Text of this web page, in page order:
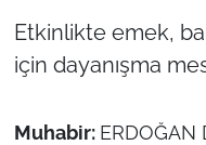
Etkinlikte emek,
için dayanışma
Muhabir: ERDOĞAN
Flaş Haber
Dış Haberler